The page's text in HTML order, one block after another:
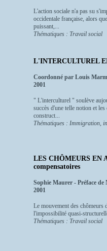
L'action sociale n'a pas su
occidentale française, alors
puissant,...
Thématiques : Travail social
L'INTERCULTUREL
Coordonné par Louis
2001
" L'interculturel " soulève
succès d'une telle notion et
construct...
Thématiques : Immigration,
LES CHÔMEURS EN
compensatoires
Sophie Maurer - Préface de
2001
Le mouvement des chômeurs
l'impossibilité quasi-
Thématiques : Travail social